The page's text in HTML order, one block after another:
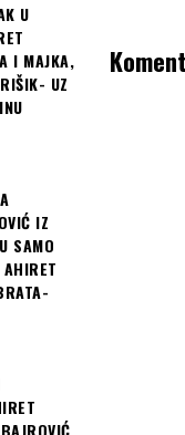
U
I MAJKA,
UZ
IZ
SAMO